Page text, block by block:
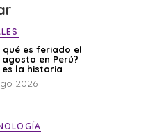
qué es feriado el
agosto en Perú?
es la historia
2026